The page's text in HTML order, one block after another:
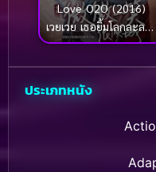
Love O2O (2016)
เวยเวย เธอยิ้มโลกละลาย
เดอะมูฟวี่ [ซับไทย]
ประเภทหนัง